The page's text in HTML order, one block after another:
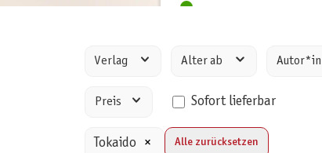
Verlag Alter ab Autor*in
Preis Sofort lieferbar
Tokaido × Alle zurücksetzen